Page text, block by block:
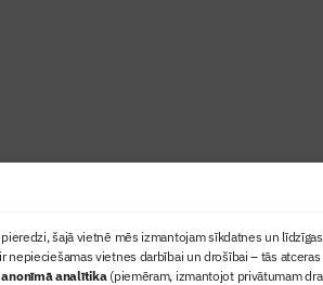
šajā vietnē mēs izmantojam sīkdatnes un
nepieciešamas vietnes darbībai un drošībai – tās
analītika(piemēram, izmantojot privātumam